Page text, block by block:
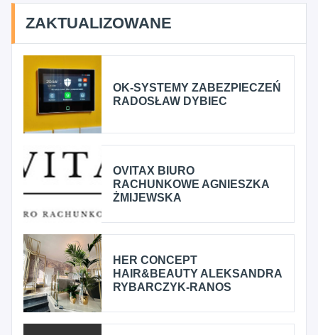
ZAKTUALIZOWANE
OK-SYSTEMY ZABEZPIECZEŃ
RADOSŁAW DYBIEC
OVITAX BIURO
RACHUNKOWE AGNIESZKA
ŻMIJEWSKA
HER CONCEPT
HAIR&BEAUTY ALEKSANDRA
RYBARCZYK-RANOS